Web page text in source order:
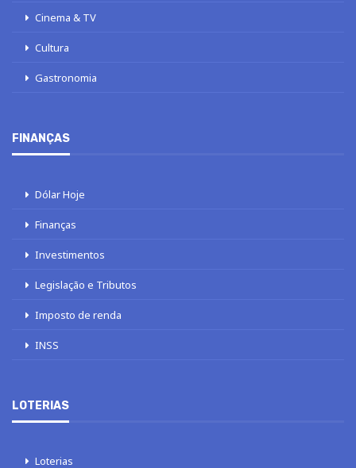
Cinema & TV
Cultura
Gastronomia
FINANÇAS
Dólar Hoje
Finanças
Investimentos
Legislação e Tributos
Imposto de renda
INSS
LOTERIAS
Loterias